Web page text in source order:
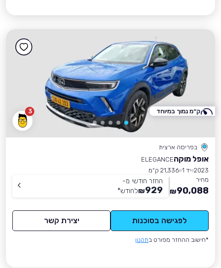
3
בפריסה ארצית
אופל מוקהELEGANCE
2023 יד 1
21,336 ק״מ
מחיר
90,088
₪
החזר חודשי מ-
929
₪לחודש*
לפגישה בסוכנות יצירת קשר
*חישוב ההחזר מפורט בתקנון
ק״מ נמוך במיוחד